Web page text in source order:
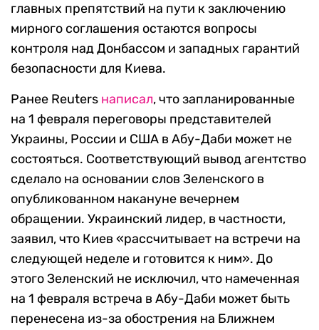
главных препятствий на пути к заключению
мирного соглашения остаются вопросы
контроля над Донбассом и западных гарантий
безопасности для Киева.
Ранее Reuters написал, что запланированные
на 1 февраля переговоры представителей
Украины, России и США в Абу-Даби может не
состояться. Соответствующий вывод агентство
сделало на основании слов Зеленского в
опубликованном накануне вечернем
обращении. Украинский лидер, в частности,
заявил, что Киев «рассчитывает на встречи на
следующей неделе и готовится к ним». До
этого Зеленский не исключил, что намеченная
на 1 февраля встреча в Абу-Даби может быть
перенесена из-за обострения на Ближнем